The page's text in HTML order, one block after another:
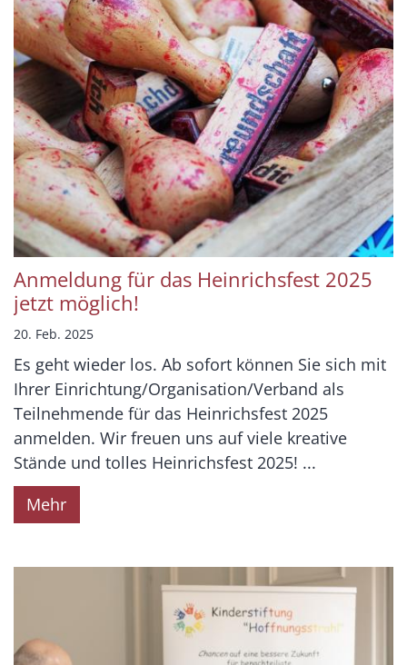
Anmeldung für das Heinrichsfest 2025
jetzt möglich!
20. Feb. 2025
Es geht wieder los. Ab sofort können Sie sich mit
Ihrer Einrichtung/Organisation/Verband als
Teilnehmende für das Heinrichsfest 2025
anmelden. Wir freuen uns auf viele kreative
Stände und tolles Heinrichsfest 2025! ...
Mehr